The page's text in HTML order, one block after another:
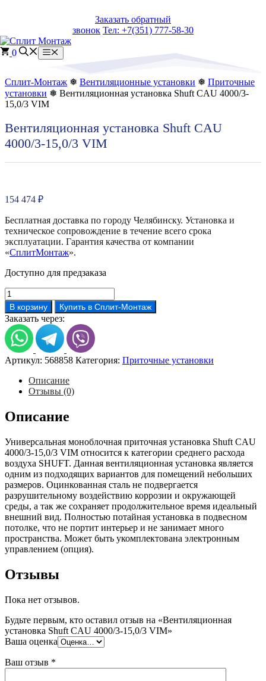
Заказать обратный
звонок Тел: +7(351) 777-58-30
0 Меню
Сплит-Монтаж ❅ Вентиляционные установки ❅ Приточные
установки ❅ Вентиляционная установка Shuft CAU 4000/3-
15,0/3 VIM
Вентиляционная установка Shuft CAU
4000/3-15,0/3 VIM
154 474 ₽
Бесплатная доставка по городу Челябинску. Установка и
техническое сопровождение в течение всего срока
эксплуатации. Гарантия качества от компании
«СплитМонтаж».
Доступно для предзаказа
Количество
товара
Вентиляционная
установка
Shuft
CAU
4000/3-
15,0/3
VIM
В корзину Купить в Сплит-Монтаж
Заказать через:
Артикул: 568858 Категория: Приточные установки
Описание
Отзывы (0)
Описание
Универсальная моноблочная приточная установка Shuft CAU
4000/3-15,0/3 VIM относится к категории среднего расхода
воздуха SHUFT. Данная вентиляционная установка является
одним из подходящих вариантов для помещений небольших
размеров. Оцинкованная сталь не подвергается
разрушительному воздействию коррозии и окружающей
среды, а так же сохраняет продолжительное время идеальный
внешний вид. Полностью потайная установка в подвесном
потолке, что не портит интерьер и не занимает много
пространства. Может быть укомплектована электронным
управлением (опция).
Отзывы
Пока нет отзывов.
Будьте первым, кто оставил отзыв на «Вентиляционная
установка Shuft CAU 4000/3-15,0/3 VIM»
Ваша оценка
Ваш отзыв *